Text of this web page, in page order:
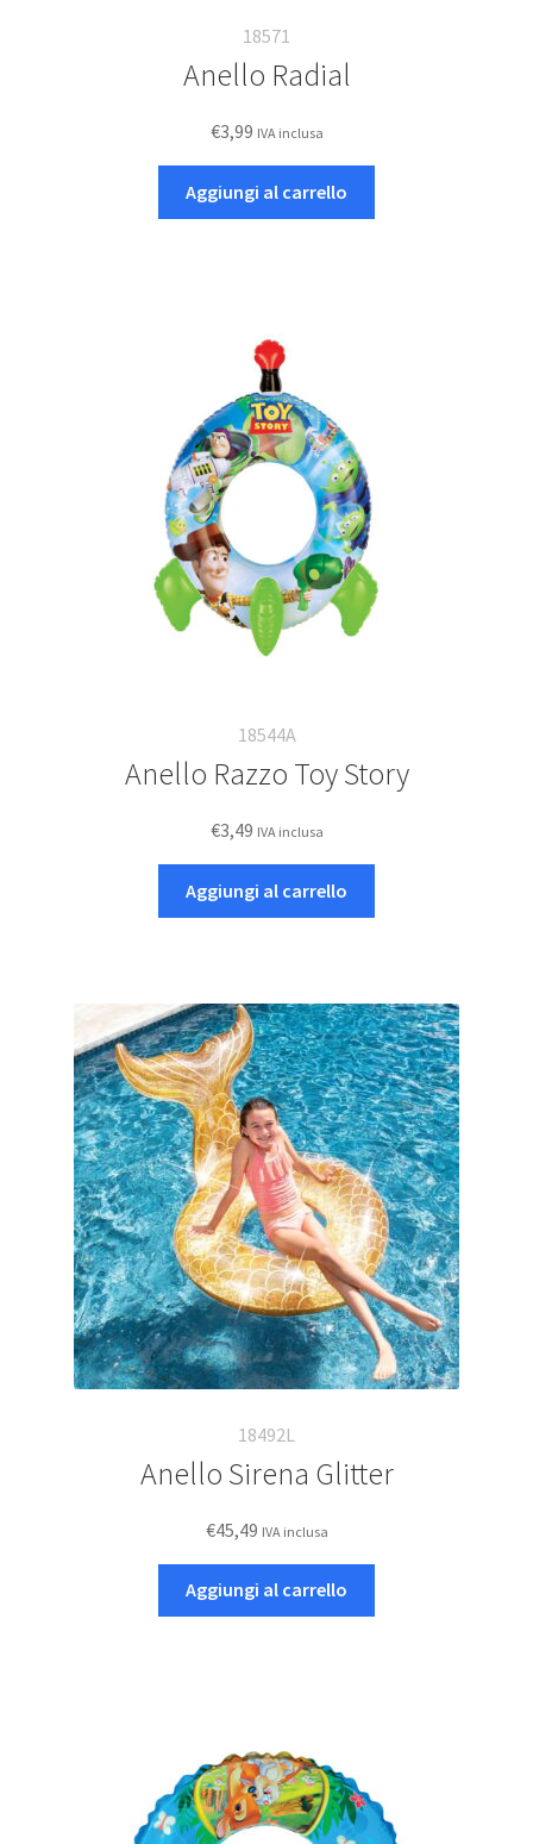
18571
Anello Radial
€3,99 IVA inclusa
Aggiungi al carrello
18544A
Anello Razzo Toy Story
€3,49 IVA inclusa
Aggiungi al carrello
18492L
Anello Sirena Glitter
€45,49 IVA inclusa
Aggiungi al carrello